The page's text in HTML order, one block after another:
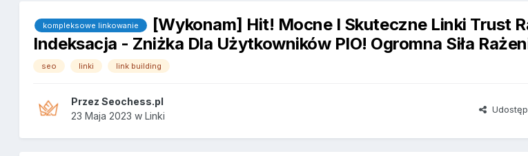
kompleksowe linkowanie
[Wykonam] Hit! Mocne I Skuteczne Linki Trust
Indeksacja - Zniżka Dla Użytkowników PIO! Ogromna Siła
seo linki link building
PrzezSeochess.pl
23 Maja 2023 wLinki